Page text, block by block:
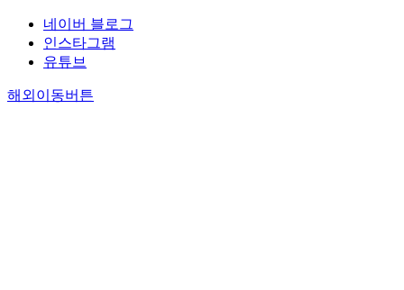
네이버 블로그
인스타그램
유튜브
해외이동버튼